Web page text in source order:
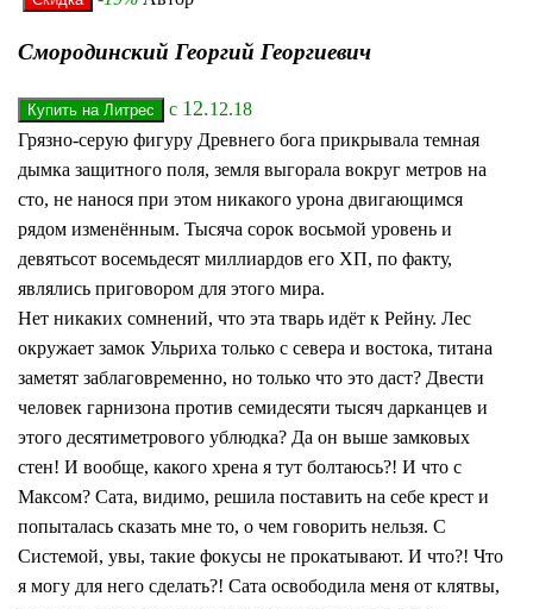
Смородинский Георгий Георгиевич
с 12.12.18
Грязно-серую фигуру Древнего бога прикрывала темная
дымка защитного поля, земля выгорала вокруг метров на
сто, не нанося при этом никакого урона двигающимся
рядом изменённым. Тысяча сорок восьмой уровень и
девятьсот восемьдесят миллиардов его ХП, по факту,
являлись приговором для этого мира.
Нет никаких сомнений, что эта тварь идёт к Рейну. Лес
окружает замок Ульриха только с севера и востока, титана
заметят заблаговременно, но только что это даст? Двести
человек гарнизона против семидесяти тысяч дарканцев и
этого десятиметрового ублюдка? Да он выше замковых
стен! И вообще, какого хрена я тут болтаюсь?! И что с
Максом? Сата, видимо, решила поставить на себе крест и
попыталась сказать мне то, о чем говорить нельзя. С
Системой, увы, такие фокусы не прокатывают. И что?! Что
я могу для него сделать?! Сата освободила меня от клятвы,